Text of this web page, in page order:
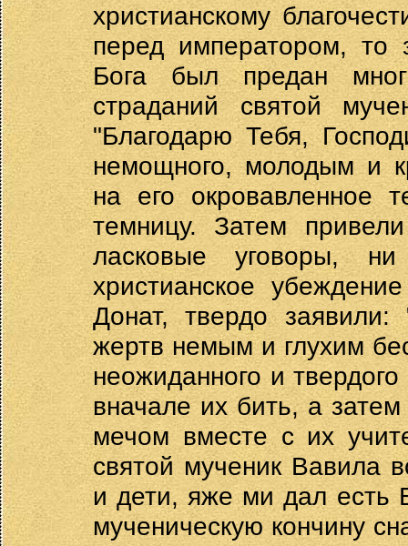
христианскому
перед императором, то
Бога был предан
страданий святой
"Благодарю Тебя,
немощного, молодым и
на его окровавленное
темницу. Затем
ласковые уговоры,
христианское
Донат, твердо
жертв немым и глухим
неожиданного и
вначале их бить, а
мечом вместе с их
святой мученик Вавила
и дети, яже ми дал есть
мученическую кончину